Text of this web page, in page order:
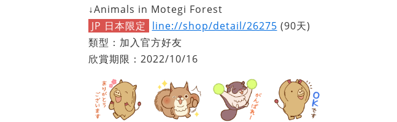
↓Animals in Motegi Forest
JP 日本限定 line://shop/detail/26275 (90天)
類型：加入官方好友
欣賞期限：2022/10/16